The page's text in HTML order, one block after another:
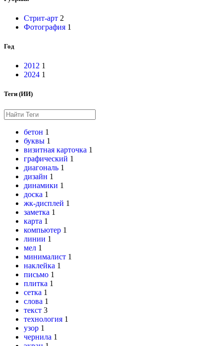
Стрит-арт 2
Фотография 1
Год
2012 1
2024 1
Теги (ИИ)
бетон 1
буквы 1
визитная карточка 1
графический 1
диагональ 1
дизайн 1
динамики 1
доска 1
жк-дисплей 1
заметка 1
карта 1
компьютер 1
линии 1
мел 1
минималист 1
наклейка 1
письмо 1
плитка 1
сетка 1
слова 1
текст 3
технология 1
узор 1
чернила 1